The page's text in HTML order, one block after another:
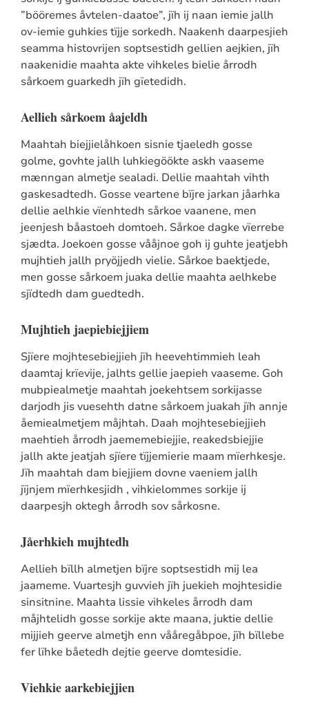
”bööremes åvtelen-daatoe”, jïh ij naan iemie jallh
ov-iemie guhkies tïjje sorkedh. Naakenh daarpesjieh
seamma histovrijen soptsestidh gellien aejkien, jïh
naakenidie maahta akte vihkeles bielie årrodh
sårkoem guarkedh jïh gïetedidh.
Aellieh sårkoem åajeldh
Maahtah biejjielåhkoen sisnie tjaeledh gosse
golme, govhte jallh luhkiegöökte askh vaaseme
mænngan almetje sealadi. Dellie maahtah vihth
gaskesadtedh. Gosse veartene bïjre jarkan jåarhka
dellie aelhkie vïenhtedh sårkoe vaanene, men
jeenjesh båastoeh domtoeh. Sårkoe dagke vïerrebe
sjædta. Joekoen gosse vååjnoe goh ij guhte jeatjebh
mujhtieh jallh pryöjjedh vielie. Sårkoe baektjede,
men gosse sårkoem juaka dellie maahta aelhkebe
sjïdtedh dam guedtedh.
Mujhtieh jaepiebiejjiem
Sjïere mojhtesebiejjieh jïh heevehtimmieh leah
daamtaj krïevije, jalhts gellie jaepieh vaaseme. Goh
mubpiealmetje maahtah joekehtsem sorkijasse
darjodh jis vuesehth datne sårkoem juakah jïh annje
åemiealmetjem måjhtah. Daah mojhtesebiejjieh
maehtieh årrodh jaememebiejjie, reakedsbiejjie
jallh akte jeatjah sjïere tïjjemierie maam mïerhkesje.
Jïh maahtah dam biejjiem dovne vaeniem jallh
jïjnjem mïerhkesjidh , vihkielommes sorkije ij
daarpesjh oktegh årrodh sov sårkosne.
Jåerhkieh mujhtedh
Aellieh bïllh almetjen bïjre soptsestidh mij lea
jaameme. Vuartesjh guvvieh jïh juekieh mojhtesidie
sinsitnine. Maahta lissie vihkeles årrodh dam
måjhtelidh gosse sorkije akte maana, juktie dellie
mijjieh geerve almetjh enn vååregåbpoe, jïh bïllebe
fer lïhke båetedh dejtie geerve domtesidie.
Viehkie aarkebiejjien